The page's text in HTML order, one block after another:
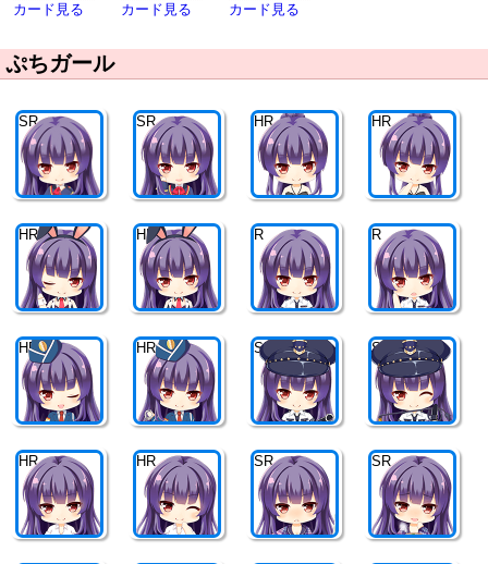
カード見る カード見る カード見る
ぷちガール
SR SR HR HR
HR HR R R
HR HR SR SR
HR HR SR SR